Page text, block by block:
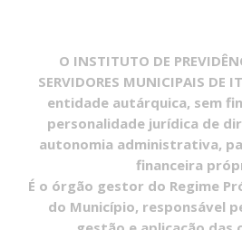
O INSTITUTO DE
SERVIDORES MUNICIPAIS DE
entidade autárquica, sem
personalidade jurídica de
autonomia administrativa,
financeira
É o órgão gestor do Regime
do Município, responsável